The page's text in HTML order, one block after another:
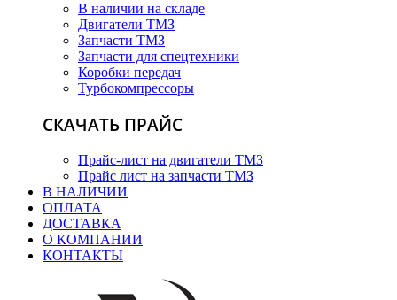
В наличии на складе
Двигатели ТМЗ
Запчасти ТМЗ
Запчасти для спецтехники
Коробки передач
Турбокомпрессоры
СКАЧАТЬ ПРАЙС
Прайс-лист на двигатели ТМЗ
Прайс лист на запчасти ТМЗ
В НАЛИЧИИ
ОПЛАТА
ДОСТАВКА
О КОМПАНИИ
КОНТАКТЫ